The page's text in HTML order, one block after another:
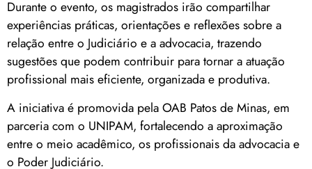
Durante o evento, os magistrados irão compartilhar
experiências práticas, orientações e reflexões sobre a
relação entre o Judiciário e a advocacia, trazendo
sugestões que podem contribuir para tornar a atuação
profissional mais eficiente, organizada e produtiva.
A iniciativa é promovida pela OAB Patos de Minas, em
parceria com o UNIPAM, fortalecendo a aproximação
entre o meio acadêmico, os profissionais da advocacia e
o Poder Judiciário.